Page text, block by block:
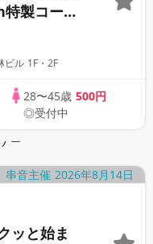
製コー
ト☆週替わ
営の人気
東京都渋谷区道玄坂2-25-7 大林ビル 1F・2F
28〜45歳 500円
◎受付中
ッと始ま